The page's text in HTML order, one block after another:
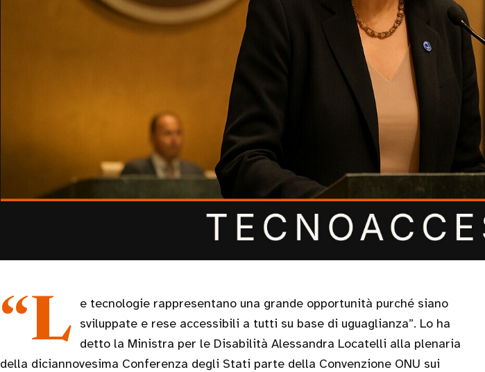
“Le tecnologie rappresentano una grande opportunità purché siano sviluppate e rese accessibili a tutti su base di uguaglianza”. Lo ha
detto la Ministra per le Disabilità Alessandra Locatelli alla plenaria
della diciannovesima Conferenza degli Stati parte della Convenzione ONU sui